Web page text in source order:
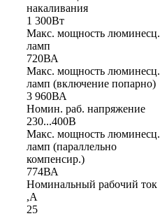
накаливания
1 300Вт
Макс. мощность люминесц.
ламп
720ВА
Макс. мощность люминесц.
ламп (включение попарно)
3 960ВА
Номин. раб. напряжение
230...400В
Макс. мощность люминесц.
ламп (параллельно
компенсир.)
774ВА
Номинальный рабочий ток
,А
25